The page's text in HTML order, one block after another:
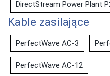
DirectStream Power Plant
Kable zasilające
PerfectWave AC-3
PerfectWave AC-12